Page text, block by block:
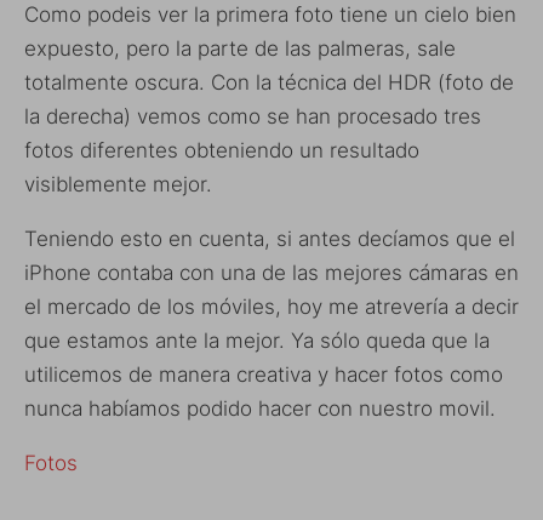
Como podeis ver la primera foto tiene un cielo bien
expuesto, pero la parte de las palmeras, sale
totalmente oscura. Con la técnica del HDR (foto de
la derecha) vemos como se han procesado tres
fotos diferentes obteniendo un resultado
visiblemente mejor.
Teniendo esto en cuenta, si antes decíamos que el
iPhone contaba con una de las mejores cámaras en
el mercado de los móviles, hoy me atrevería a decir
que estamos ante la mejor. Ya sólo queda que la
utilicemos de manera creativa y hacer fotos como
nunca habíamos podido hacer con nuestro movil.
Fotos